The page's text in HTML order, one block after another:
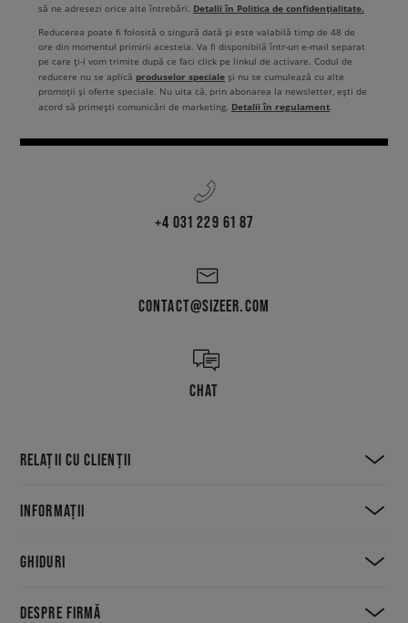
să ne adresezi orice alte întrebări. Detalii în Politica de confidențialitate.
Reducerea poate fi folosită o singură dată și este valabilă timp de 48 de
ore din momentul primirii acesteia. Va fi disponibilă într-un e-mail separat
pe care ți-l vom trimite după ce faci click pe linkul de activare. Codul de
reducere nu se aplică produselor speciale și nu se cumulează cu alte
promoții și oferte speciale. Nu uita că, prin abonarea la newsletter, ești de
acord să primești comunicări de marketing. Detalii în regulament.
+4 031 229 61 87
CONTACT@SIZEER.COM
CHAT
RELAȚII CU CLIENȚII
INFORMAȚII
GHIDURI
DESPRE FIRMĂ